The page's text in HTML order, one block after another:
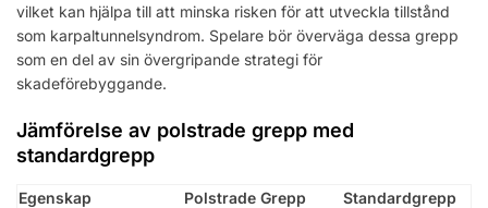
vilket kan hjälpa till att minska risken för att utveckla tillstånd
som karpaltunnelsyndrom. Spelare bör överväga dessa grepp
som en del av sin övergripande strategi för
skadeförebyggande.
Jämförelse av polstrade grepp med
standardgrepp
Egenskap Polstrade Grepp
Standardgrepp